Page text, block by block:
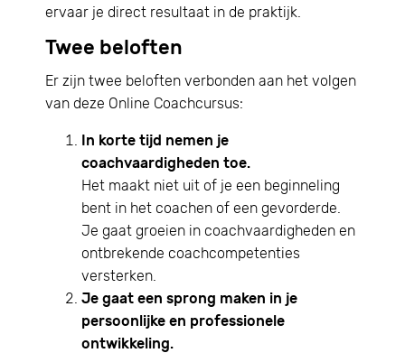
ervaar je direct resultaat in de praktijk.
Twee beloften
Er zijn twee beloften verbonden aan het volgen
van deze Online Coachcursus:
In korte tijd nemen je
coachvaardigheden toe.
Het maakt niet uit of je een beginneling
bent in het coachen of een gevorderde.
Je gaat groeien in coachvaardigheden en
ontbrekende coachcompetenties
versterken.
Je gaat een sprong maken in je
persoonlijke en professionele
ontwikkeling.